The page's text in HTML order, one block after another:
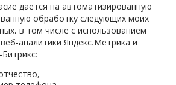
дается на автоматизированную
обработку следующих моих
в том числе с использованием
аналитики Яндекс.Метрика и